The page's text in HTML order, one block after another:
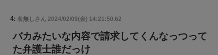
4: 名無しさん 2024/02/09(金) 14:21:50.62
バカみたいな内容で請求してくんなっつって
た弁護士誰だっけ